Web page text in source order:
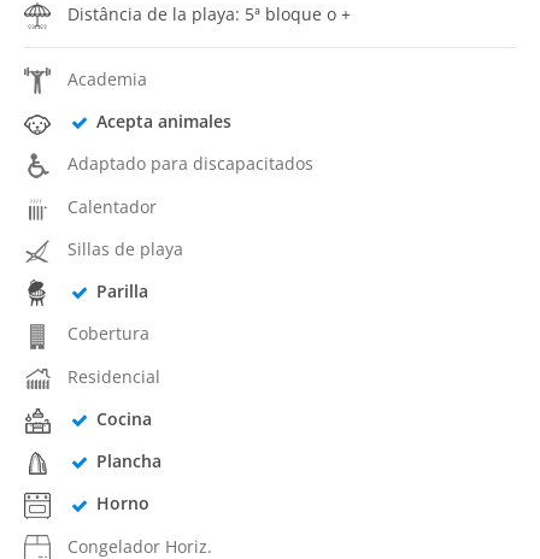
Distância de la playa: 5ª bloque o +
Academia
Acepta animales
Adaptado para discapacitados
Calentador
Sillas de playa
Parilla
Cobertura
Residencial
Cocina
Plancha
Horno
Congelador Horiz.